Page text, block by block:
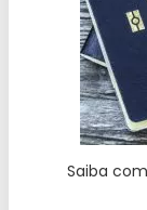
Saiba